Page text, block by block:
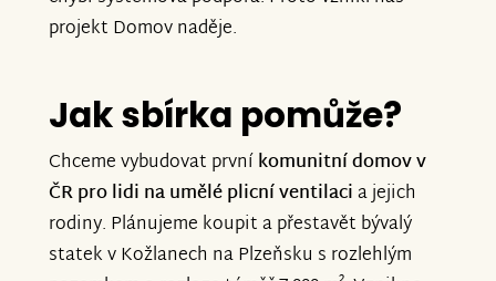
projekt Domov naděje.
Jak sbírka pomůže?
Chceme vybudovat prvníkomunitní domov v
ČR pro lidi na umělé plicní ventilacia jejich
rodiny. Plánujeme koupit a přestavět bývalý
statek v Kožlanech na Plzeňsku s rozlehlým